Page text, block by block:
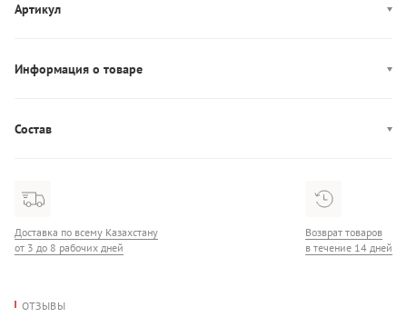
Артикул
Информация о товаре
Состав
Доставка по всему Казахстану
от 3 до 8 рабочих дней
Возврат товаров
в течение 14 дней
ОТЗЫВЫ